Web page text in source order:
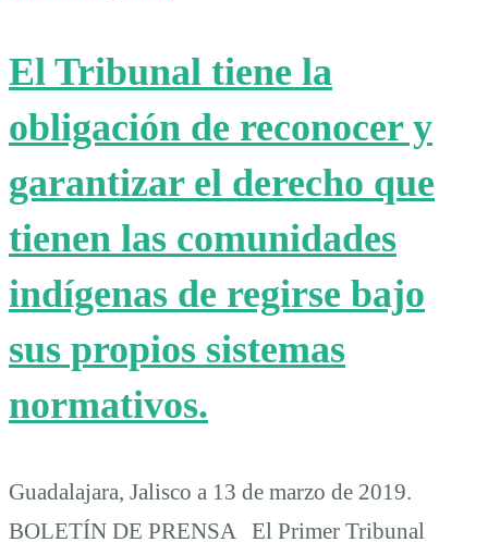
El Tribunal tiene la
obligación de reconocer y
garantizar el derecho que
tienen las comunidades
indígenas de regirse bajo
sus propios sistemas
normativos.
Guadalajara, Jalisco a 13 de marzo de 2019.
BOLETÍN DE PRENSA El Primer Tribunal